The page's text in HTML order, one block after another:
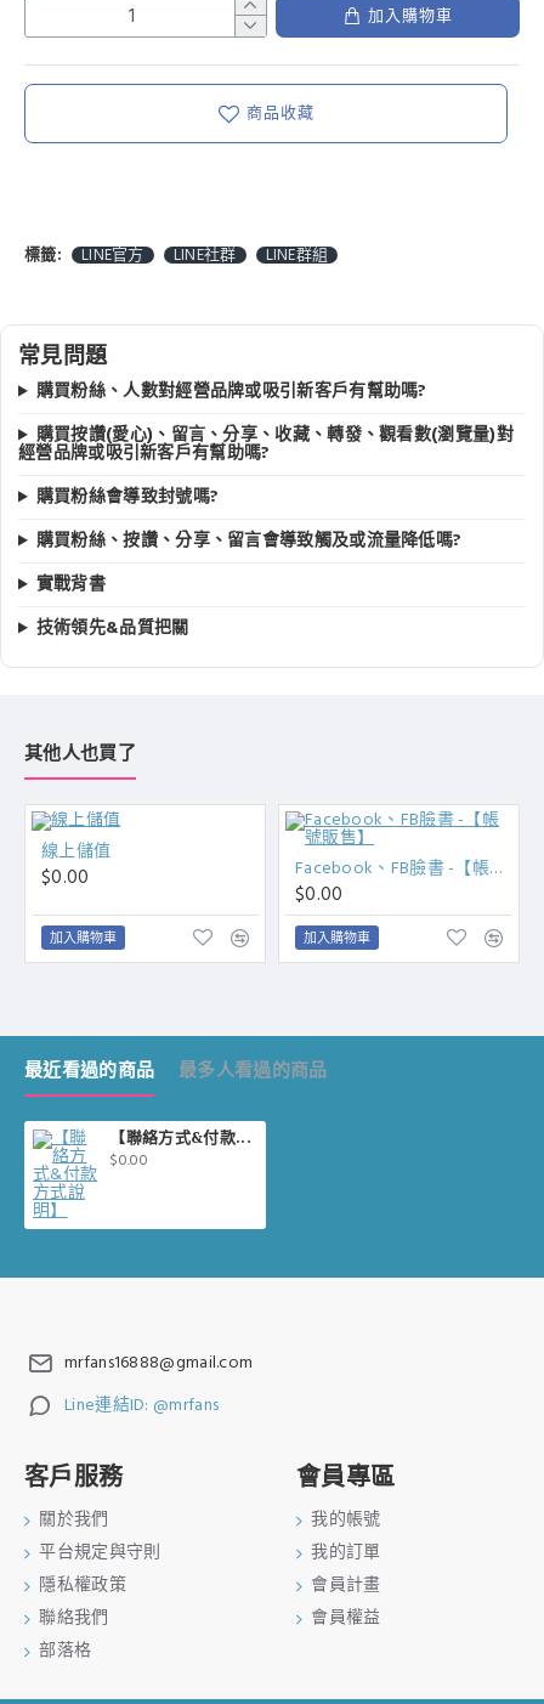
加入購物車
商品收藏
標籤: LINE官方 LINE社群 LINE群組
常見問題
購買粉絲、人數對經營品牌或吸引新客戶有幫助嗎?
購買按讚(愛心)、留言、分享、收藏、轉發、觀看數(瀏覽量)對
經營品牌或吸引新客戶有幫助嗎?
購買粉絲會導致封號嗎?
購買粉絲、按讚、分享、留言會導致觸及或流量降低嗎?
實戰背書
技術領先&品質把關
其他人也買了
線上儲值
$0.00
加入購物車
Facebook、FB臉書 -【帳號販售】
$0.00
加入購物車
最近看過的商品 最多人看過的商品
【聯絡方式&付款方式說明】
$0.00
mrfans16888@gmail.com
Line連結ID: @mrfans
客戶服務
關於我們
平台規定與守則
隱私權政策
聯絡我們
部落格
會員專區
我的帳號
我的訂單
會員計畫
會員權益